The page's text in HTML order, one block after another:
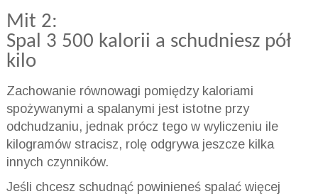
Mit 2:
Spal 3 500 kalorii a schudniesz pół
kilo
Zachowanie równowagi pomiędzy kaloriami
spożywanymi a spalanymi jest istotne przy
odchudzaniu, jednak prócz tego w wyliczeniu ile
kilogramów stracisz, rolę odgrywa jeszcze kilka
innych czynników.
Jeśli chcesz schudnąć powinieneś spalać więcej